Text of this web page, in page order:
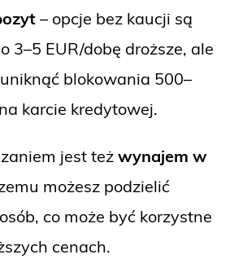
– opcje bez kaucji są
3–5 EUR/dobę droższe, ale
blokowania 500–
karcie kredytowej.
jest też wynajem w
możesz podzielić
co może być korzystne
cenach.